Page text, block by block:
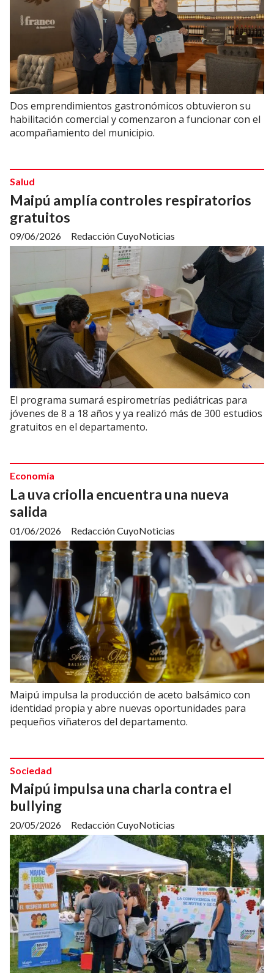
Dos emprendimientos gastronómicos obtuvieron su
habilitación comercial y comenzaron a funcionar con el
acompañamiento del municipio.
Maipú amplía controles respiratorios
gratuitos
Redacción CuyoNoticias
Salud
09/06/2026
El programa sumará espirometrías pediátricas para
jóvenes de 8 a 18 años y ya realizó más de 300 estudios
gratuitos en el departamento.
La uva criolla encuentra una nueva
salida
Redacción CuyoNoticias
Economía
01/06/2026
Maipú impulsa la producción de aceto balsámico con
identidad propia y abre nuevas oportunidades para
pequeños viñateros del departamento.
Maipú impulsa una charla contra el
bullying
Redacción CuyoNoticias
Sociedad
20/05/2026